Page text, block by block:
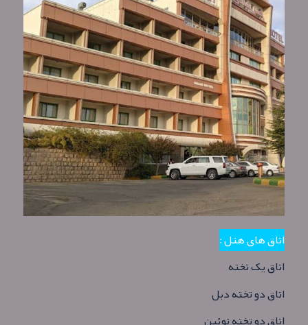
اتاق های هتل :
اتاق یک تخته
اتاق دو تخته دبل